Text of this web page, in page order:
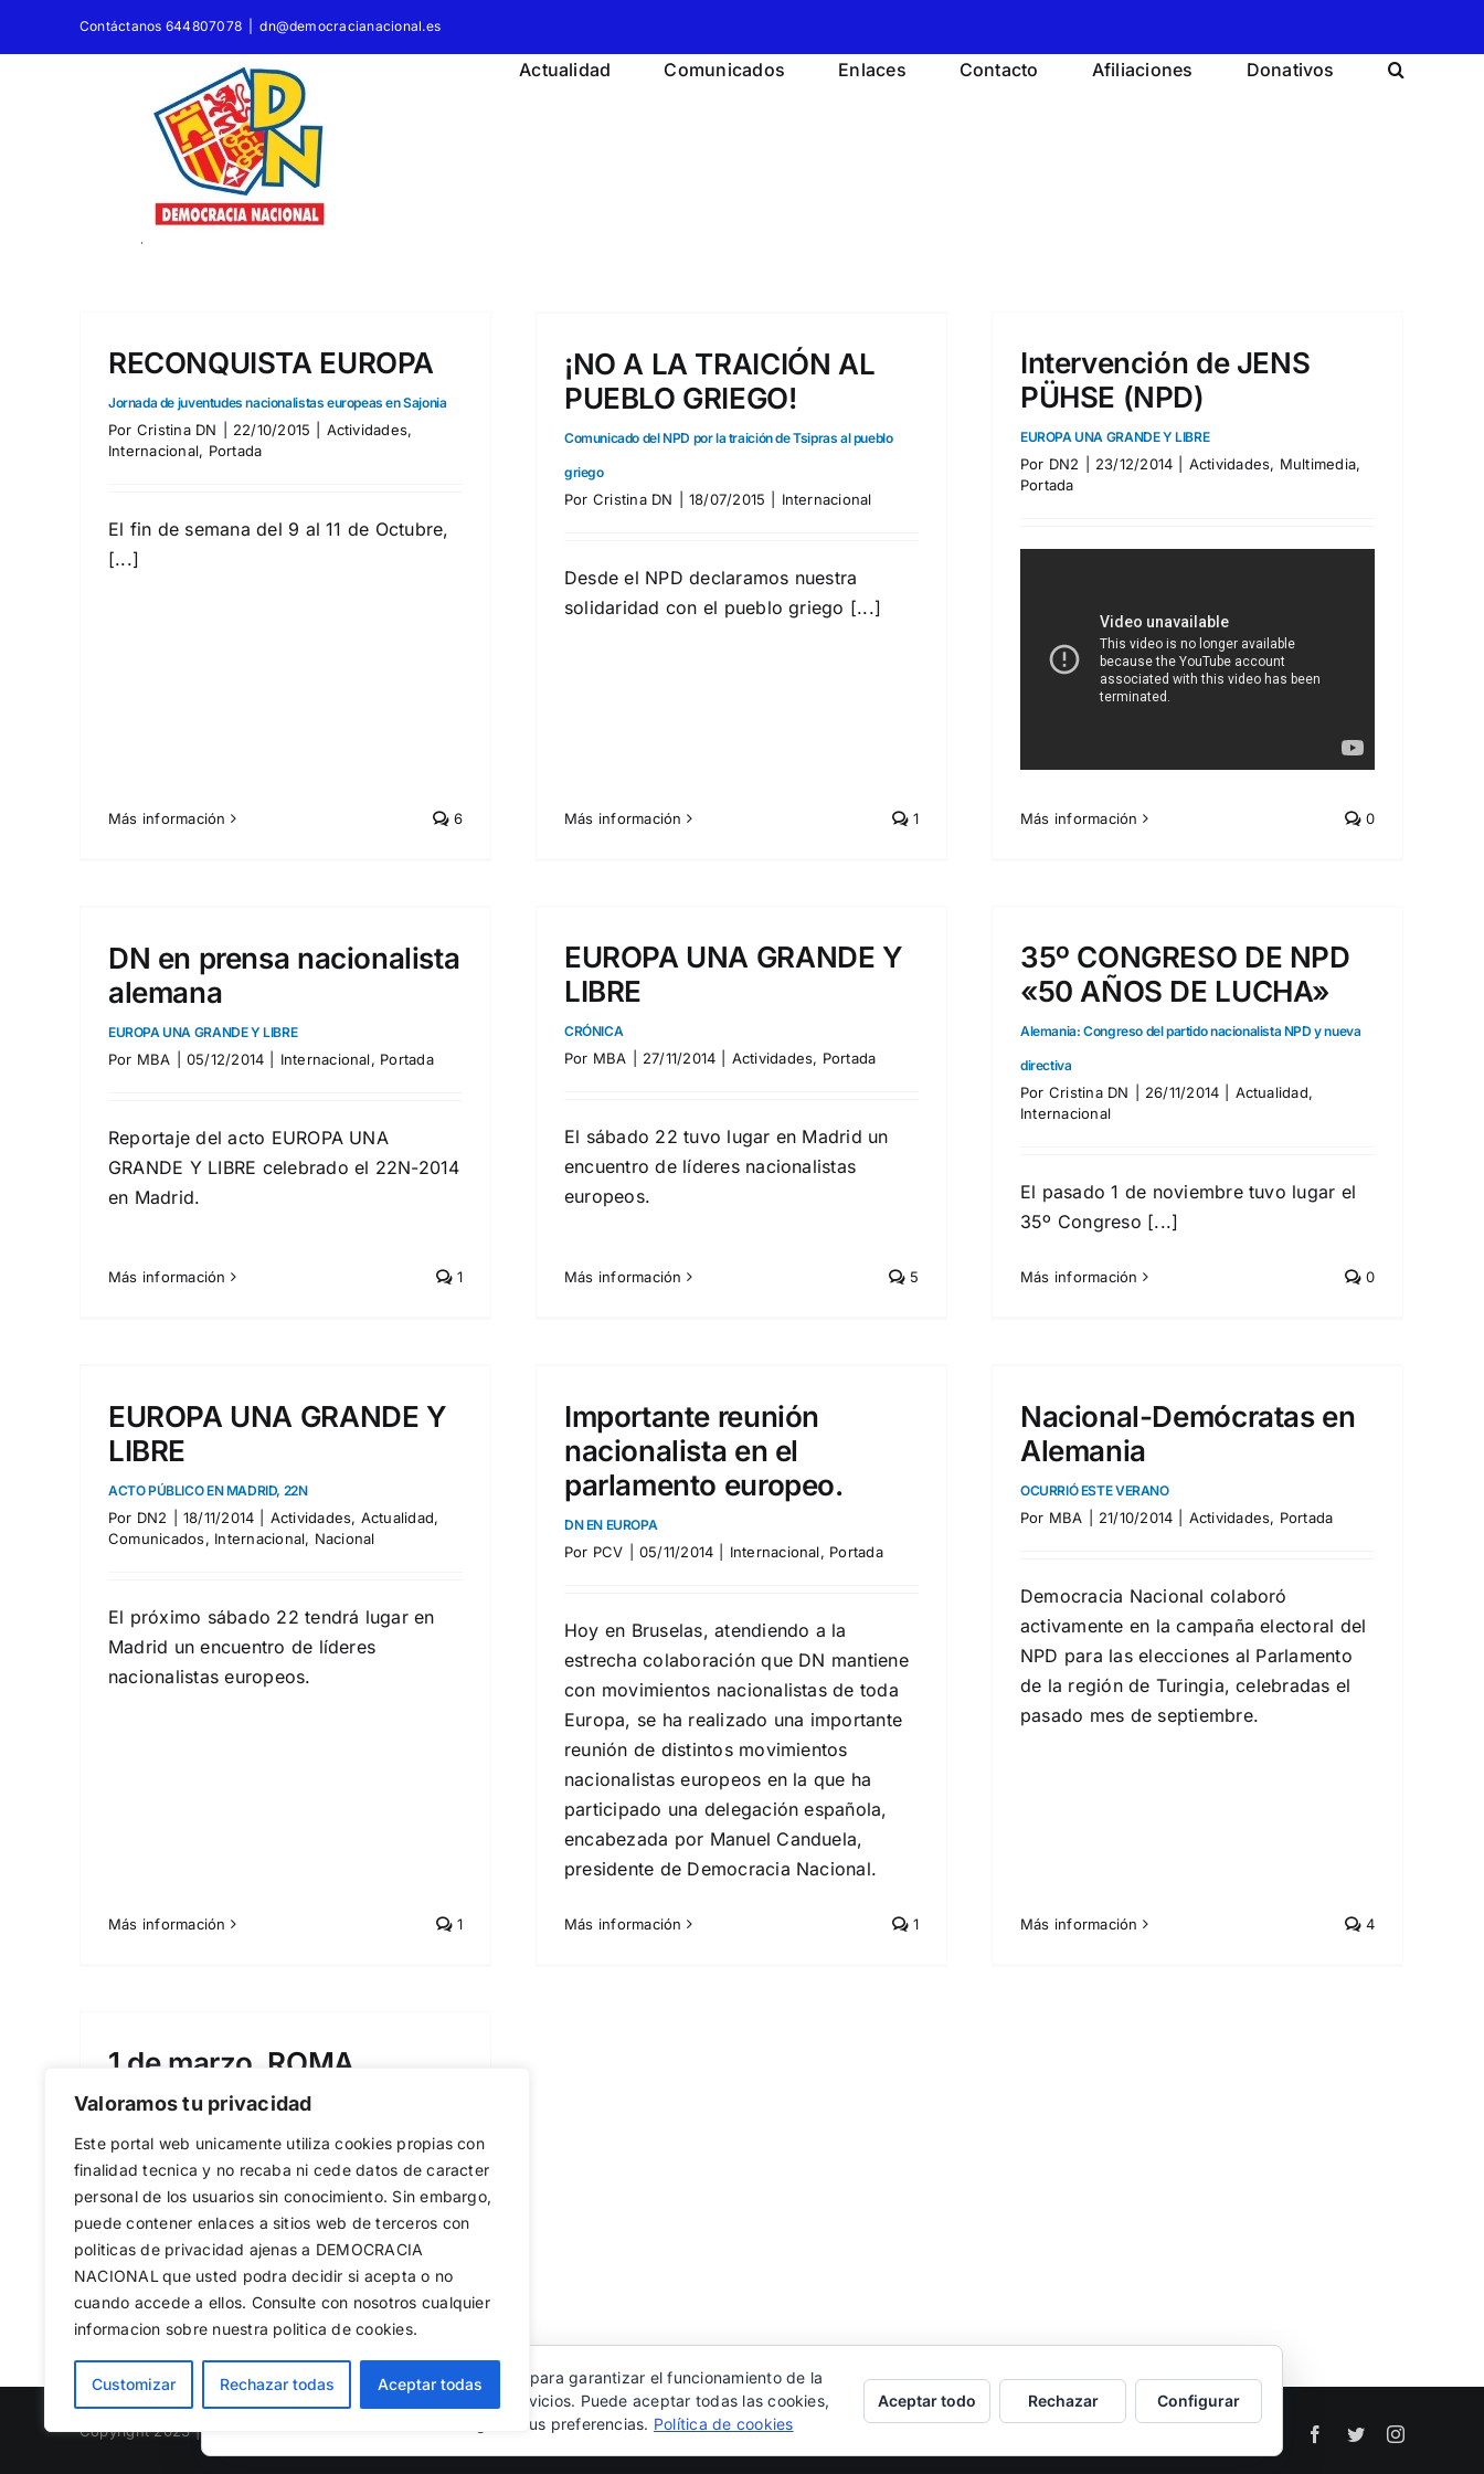
Valoramos tu privacidad
Este portal web unicamente utiliza cookies propias con
finalidad tecnica y no recaba ni cede datos de caracter
personal de los usuarios sin conocimiento. Sin embargo,
puede contener enlaces a sitios web de terceros con
politicas de privacidad ajenas a DEMOCRACIA
NACIONAL que usted podra decidir si acepta o no
cuando accede a ellos. Consulte con nosotros cualquier
informacion sobre nuestra politica de cookies.
Customizar Rechazar todas Aceptar todas
Contáctanos 644807078 dn@democracianacional.es
Actualidad Comunicados Enlaces Contacto Afiliaciones Donativos
RECONQUISTA EUROPA
Jornada de juventudes nacionalistas europeas en Sajonia
Por Cristina DN 22/10/2015 Actividades,
Internacional, Portada
El fin de semana del 9 al 11 de Octubre,
[...]
Más información 6
griego
Internacional
¡NO A LA TRAICIÓN AL
PUEBLO GRIEGO!
Comunicado del NPD por la traición de Tsipras al pueblo
griego
Por Cristina DN 18/07/2015 Internacional
Desde el NPD declaramos nuestra
solidaridad con el pueblo griego [...]
Más información 1
Intervención de JENS
PÜHSE (NPD)
EUROPA UNA GRANDE Y LIBRE
Por DN2 23/12/2014 Actividades, Multimedia,
Portada
Más información 0
DN en prensa nacionalista
alemana
EUROPA UNA GRANDE Y LIBRE
Por MBA 05/12/2014 Internacional, Portada
Reportaje del acto EUROPA UNA
GRANDE Y LIBRE celebrado el 22N-2014
en Madrid.
Más información 1
EUROPA UNA GRANDE Y
LIBRE
CRÓNICA
Por MBA 27/11/2014 Actividades, Portada
El sábado 22 tuvo lugar en Madrid un
encuentro de líderes nacionalistas
europeos.
Más información 5
35º CONGRESO DE NPD
«50 AÑOS DE LUCHA»
Alemania: Congreso del partido nacionalista NPD y nueva
directiva
Por Cristina DN 26/11/2014 Actualidad,
Internacional
El pasado 1 de noviembre tuvo lugar el
35º Congreso [...]
Más información 0
EUROPA UNA GRANDE Y
LIBRE
ACTO PÚBLICO EN MADRID, 22N
Por DN2 18/11/2014 Actividades, Actualidad,
Comunicados, Internacional, Nacional
El próximo sábado 22 tendrá lugar en
Madrid un encuentro de líderes
nacionalistas europeos.
Más información 1
DN EN EUROPA
Importante reunión
nacionalista en el
parlamento europeo.
DN EN EUROPA
Por PCV 05/11/2014 Internacional, Portada
Hoy en Bruselas, atendiendo a la
estrecha colaboración que DN mantiene
con movimientos nacionalistas de toda
Europa, se ha realizado una importante
reunión de distintos movimientos
nacionalistas europeos en la que ha
participado una delegación española,
encabezada por Manuel Canduela,
presidente de Democracia Nacional.
Más información 1
OCURRIÓ ESTE VERANO
Actividades
Nacional-Demócratas en
Alemania
OCURRIÓ ESTE VERANO
Por MBA 21/10/2014 Actividades, Portada
Democracia Nacional colaboró
activamente en la campaña electoral del
NPD para las elecciones al Parlamento
de la región de Turingia, celebradas el
pasado mes de septiembre.
Más información 4
1 de marzo, ROMA.
ENCUENTRO NACIONALISTA
Portada
Más información
Copyright 2023 | | All Rights Reserved Facebook
TwitterInstagram
Utilizamos cookies propias y de terceros para garantizar el funcionamiento de la
web, medir su uso y mejorar nuestros servicios. Puede aceptar todas las cookies,
rechazar las no necesarias o configurar sus preferencias. Política de cookies
Aceptar todo Rechazar Configurar